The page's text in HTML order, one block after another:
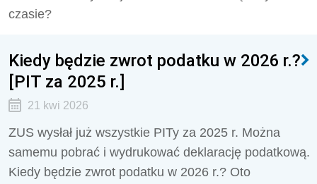
czasie?
Kiedy będzie zwrot podatku w 2026 r.?
[PIT za 2025 r.]
21 kwi 2026
ZUS wysłał już wszystkie PITy za 2025 r. Można
samemu pobrać i wydrukować deklarację podatkową.
Kiedy będzie zwrot podatku w 2026 r.? Oto